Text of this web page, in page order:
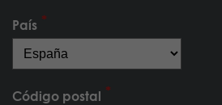
País
Código postal